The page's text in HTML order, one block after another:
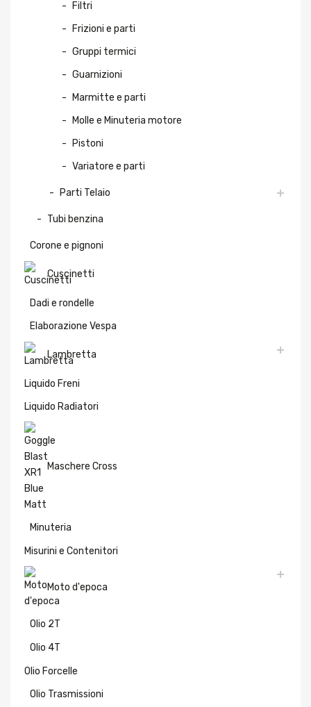
Filtri
Frizioni e parti
Gruppi termici
Guarnizioni
Marmitte e parti
Molle e Minuteria motore
Pistoni
Variatore e parti
Parti Telaio
Tubi benzina
Corone e pignoni
Cuscinetti
Dadi e rondelle
Elaborazione Vespa
Lambretta
Liquido Freni
Liquido Radiatori
Maschere Cross
Minuteria
Misurini e Contenitori
Moto d'epoca
Olio 2T
Olio 4T
Olio Forcelle
Olio Trasmissioni